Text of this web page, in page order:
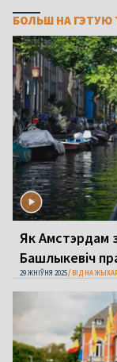
БОЛЬШ НА ГЭТУЮ
Як Амстэрдам
Башлыкевіч
29 ЖНІЎНЯ 2025 ВІД НА